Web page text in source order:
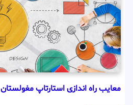
معایب راه اندازی استارتاپ مغولستان